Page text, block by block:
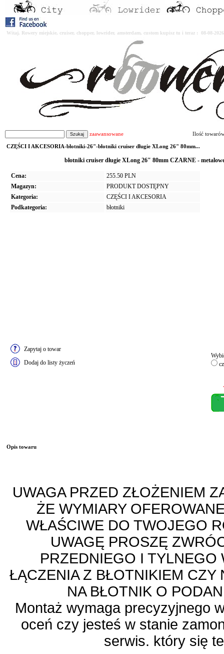
Witaj. Rowery miejskie, cruiser, chopper, lowrider, amsterdam, custom kupisz tu i teraz : 08-08-
zaawansowane Ilość
CZĘŚCI I AKCESORIA-błotniki-26"-błotniki cruiser długie XLong 26" 80mm...
błotniki cruiser długie XLong 26" 80mm CZARNE -
Cena:
255.50 PLN
Magazyn:
PRODUKT DOSTĘPNY
Kategoria:
CZĘŚCI I AKCESORIA
Podkategoria:
błotniki
Zapytaj o towar
Dodaj do listy życzeń
Opis towaru
UWAGA PRZED ZŁOŻENIEM
ŻE WYMIARY
WŁAŚCIWE DO TWOJEGO
UWAGĘ PROSZĘ
PRZEDNIEGO I TYLNEGO
ŁĄCZENIA Z BŁOTNIKIEM CZY
NA BŁOTNIK O
Montaż wymaga precyzyjnego
oceń czy jesteś w stanie
serwis. który się